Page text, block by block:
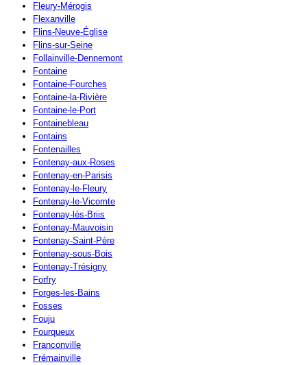
Fleury-Mérogis
Flexanville
Flins-Neuve-Église
Flins-sur-Seine
Follainville-Dennemont
Fontaine
Fontaine-Fourches
Fontaine-la-Rivière
Fontaine-le-Port
Fontainebleau
Fontains
Fontenailles
Fontenay-aux-Roses
Fontenay-en-Parisis
Fontenay-le-Fleury
Fontenay-le-Vicomte
Fontenay-lès-Briis
Fontenay-Mauvoisin
Fontenay-Saint-Père
Fontenay-sous-Bois
Fontenay-Trésigny
Forfry
Forges-les-Bains
Fosses
Fouju
Fourqueux
Franconville
Frémainville